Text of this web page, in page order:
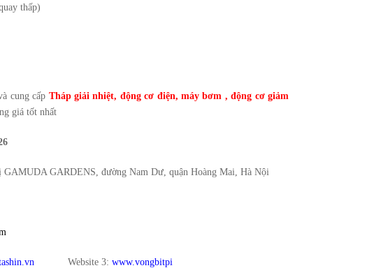
thấp)
cung cấp Tháp giải nhiệt, động cơ điện,máy bơm ,động cơ giảm
giá tốt nhất
GARDENS, đường Nam Dư, quận Hoàng Mai, Hà Nội
Website 3: www.vongbitpi